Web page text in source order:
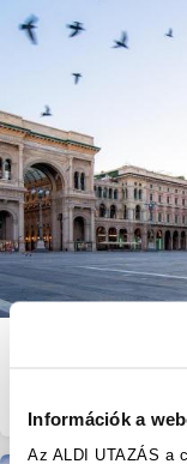
Információk a
Az ALDI UTAZÁS a